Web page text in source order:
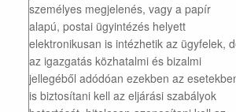
személyes megjelenés, vagy a papír
alapú, postai ügyintézés helyett
elektronikusan is intézhetik az ügyfelek,
az igazgatás közhatalmi és bizalmi
jellegéből adódóan ezekben az
is biztosítani kell az eljárási szabályok